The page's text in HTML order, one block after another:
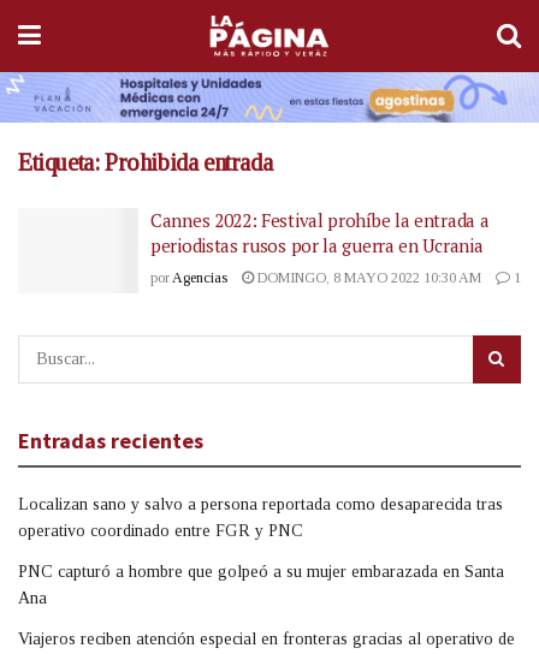
Etiqueta:Prohibida entrada
Cannes 2022: Festival prohíbe la entrada a
periodistas rusos por la guerra en Ucrania
por Agencias DOMINGO, 8 MAYO 2022 10:30 AM 1
Entradas recientes
Localizan sano y salvo a persona reportada como desaparecida tras
operativo coordinado entre FGR y PNC
PNC capturó a hombre que golpeó a su mujer embarazada en Santa
Ana
Viajeros reciben atención especial en fronteras gracias al operativo de